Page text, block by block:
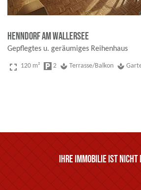
Henndorf am Wallersee
Gepflegtes u. geräumiges Reihenhaus
fullscreen 120 m² local_parking 2 spa Terrasse/Balkon spa
Ihre Immobilie ist nicht